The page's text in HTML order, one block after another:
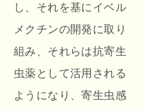
し、それを基にイベル
メクチンの開発に取り
組み、それらは抗寄生
虫薬として活用される
ようになり、寄生虫感